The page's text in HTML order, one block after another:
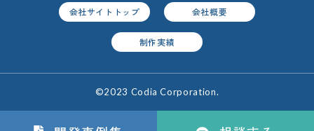
会社サイトトップ 会社概要
制作実績
©2023 Codia Corporation.